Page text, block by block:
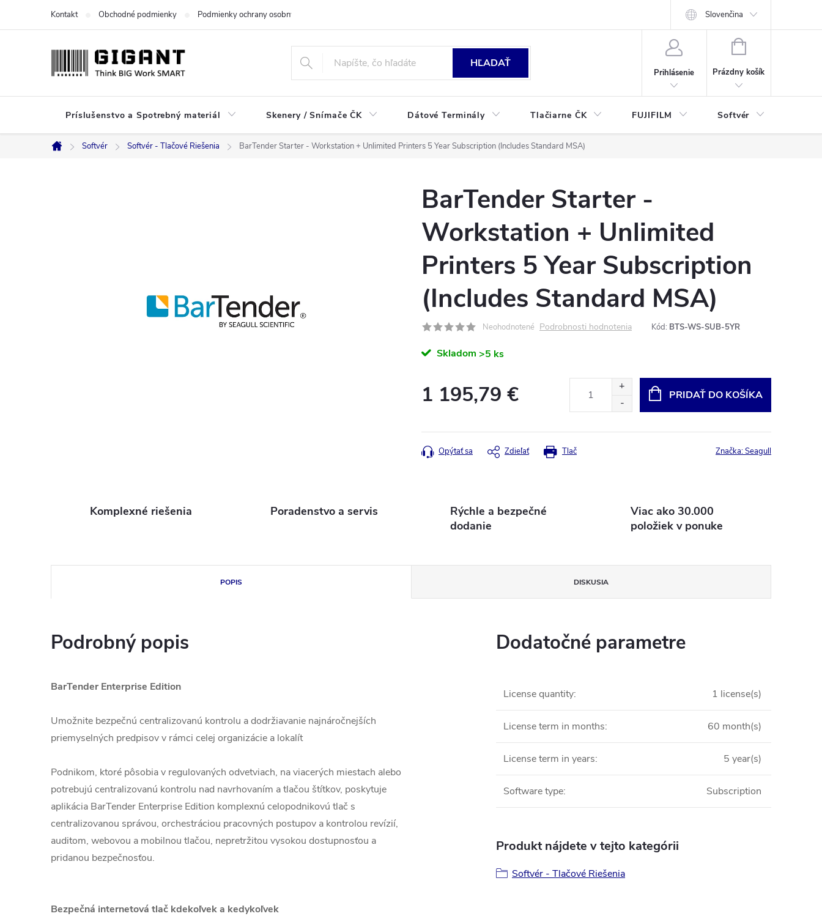
Kontakt Obchodné podmienky Podmienky ochrany osobných údajov Slovenčina
HĽADAŤ
Prihlásenie
NÁKUPNÝ
Prázdny košík
Príslušenstvo a Spotrebný materiál Skenery / Snímače ČK Dátové Terminály Tlačiarne ČK FUJIFILM Softvér
Domov
Softvér Softvér - Tlačové Riešenia BarTender Starter - Workstation + Unlimited Printers 5 Year Subscription (Includes Standard MSA)
BarTender Starter -
Workstation + Unlimited
Printers 5 Year Subscription
(Includes Standard MSA)
Neohodnotené Podrobnosti hodnotenia Kód: BTS-WS-SUB-5YR
Skladom >5 ks
1 195,79 € PRIDAŤ DO KOŠÍKA
Tlač
Opýtať sa Zdieľať Značka:Seagull
Komplexné riešenia Poradenstvo a servis
Rýchle a bezpečné
dodanie
Viac ako 30.000
položiek v ponuke
POPIS DISKUSIA
Podrobný popis
BarTender Enterprise Edition
Umožnite bezpečnú centralizovanú kontrolu a dodržiavanie najnáročnejších
priemyselných predpisov v rámci celej organizácie a lokalít
Podnikom, ktoré pôsobia v regulovaných odvetviach, na viacerých miestach alebo
potrebujú centralizovanú kontrolu nad navrhovaním a tlačou štítkov, poskytuje
aplikácia BarTender Enterprise Edition komplexnú celopodnikovú tlač s
centralizovanou správou, orchestráciou pracovných postupov a kontrolou revízií,
auditom, webovou a mobilnou tlačou, nepretržitou vysokou dostupnosťou a
pridanou bezpečnosťou.
Bezpečná internetová tlač kdekoľvek a kedykoľvek
Dodatočné parametre
License quantity: 1 license(s)
License term in months: 60 month(s)
License term in years: 5 year(s)
Software type: Subscription
Produkt nájdete v tejto kategórii
Softvér - Tlačové Riešenia